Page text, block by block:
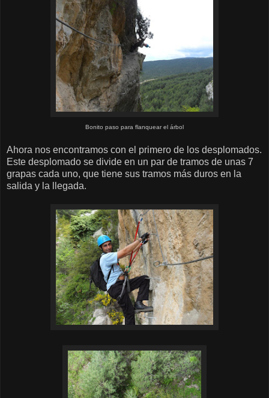
Bonito paso para flanquear el árbol
Ahora nos encontramos con el primero de los desplomados.
Este desplomado se divide en un par de tramos de unas 7
grapas cada uno, que tiene sus tramos más duros en la
salida y la llegada.